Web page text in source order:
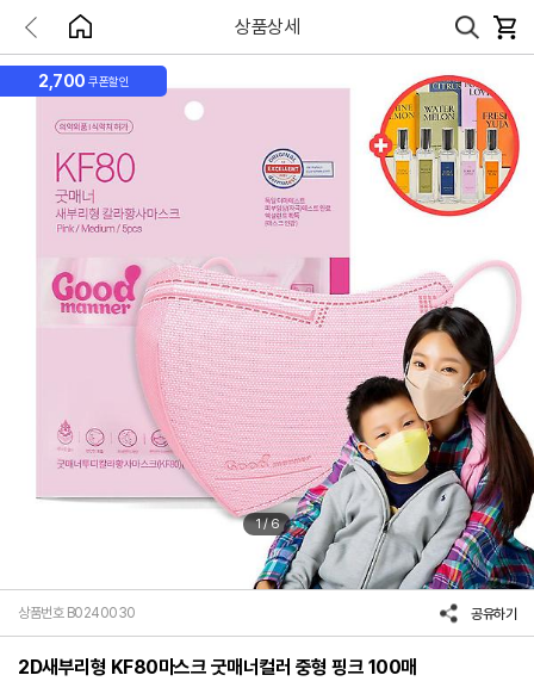
상품상세
2,700 쿠폰할인
1/6
상품번호 B0240030 공유하기
2D새부리형 KF80마스크 굿매너컬러 중형 핑크 100매